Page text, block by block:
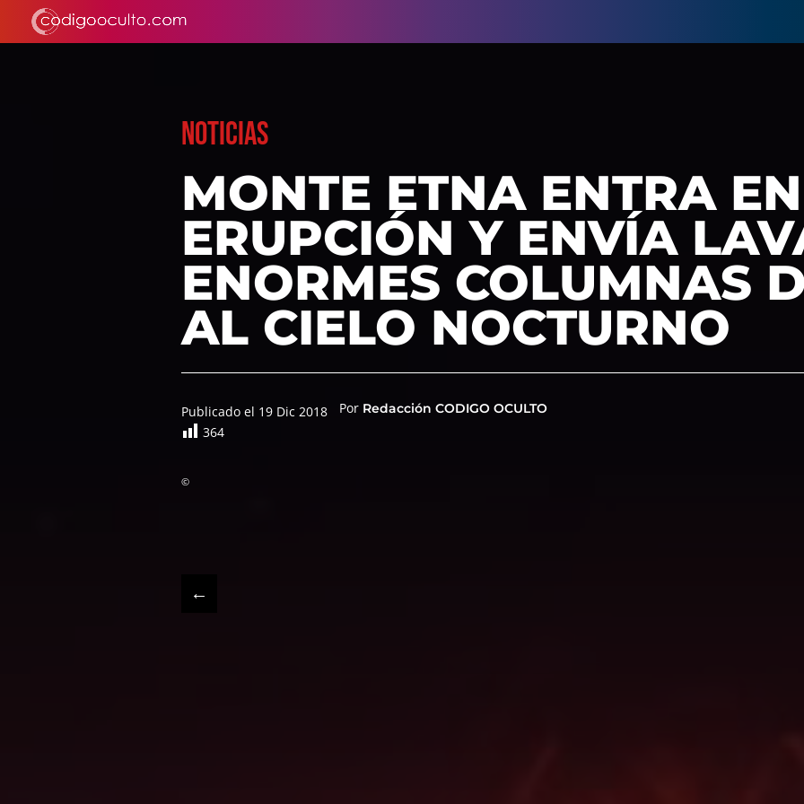
NOTICIAS
MONTE ETNA ENTRA EN
ERUPCIÓN Y ENVÍA
ENORMES COLUMNAS
AL CIELO NOCTURNO
Publicado el 19 Dic 2018 Por Redacción CODIGO OCULTO
364
©
←